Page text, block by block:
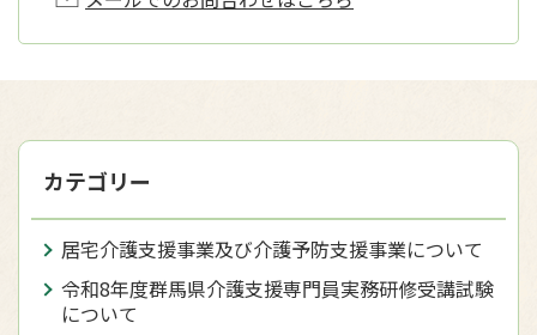
カテゴリー
居宅介護支援事業及び介護予防支援事業について
令和8年度群馬県介護支援専門員実務研修受講試験
について